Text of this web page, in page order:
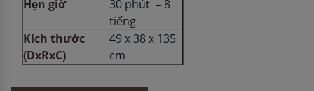
Hẹn giờ
30 phút – 8
tiếng
Kích thước
(DxRxC)
49 x 38 x 135
cm